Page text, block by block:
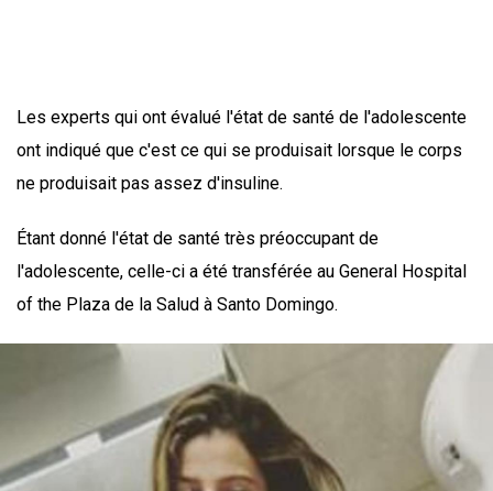
Les experts qui ont évalué l'état de santé de l'adolescente
ont indiqué que c'est ce qui se produisait lorsque le corps
ne produisait pas assez d'insuline.
Étant donné l'état de santé très préoccupant de
l'adolescente, celle-ci a été transférée au General Hospital
of the Plaza de la Salud à Santo Domingo.